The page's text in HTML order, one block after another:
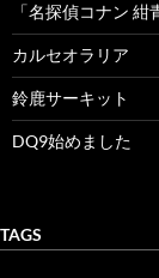
「名探偵コナン
カルセオラリア
鈴鹿サーキット
DQ9始めました
TAGS